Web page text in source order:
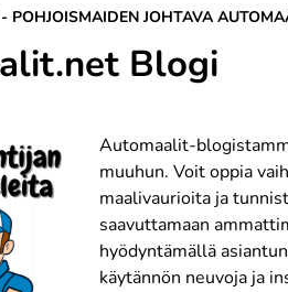
POHJOISMAIDEN JOHTAVA
Blogi
Automaalit-
muuhun. Voit oppia
maalivaurioita ja
saavuttamaan
hyödyntämällä
käytännön neuvoja ja